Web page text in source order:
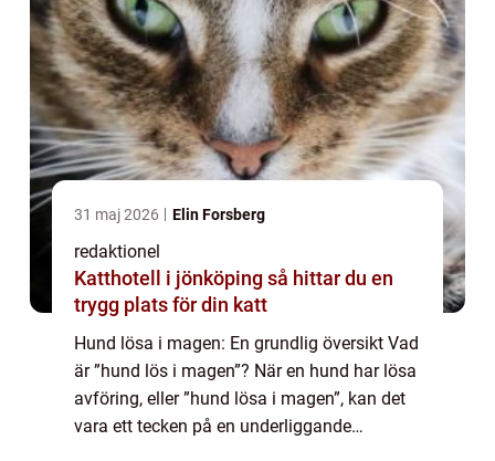
31 maj 2026 Elin Forsberg
redaktionel
Katthotell i jönköping så hittar du en
trygg plats för din katt
Hund lösa i magen: En grundlig översikt Vad
är ”hund lös i magen”? När en hund har lösa
avföring, eller ”hund lösa i magen”, kan det
vara ett tecken på en underliggande